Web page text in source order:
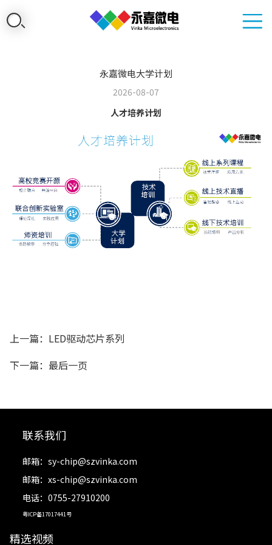
永嘉微电大学计划
2026-08-07
人才培养计划
上一篇：LED驱动芯片系列
下一篇：最后一页
联系我们
邮箱： sy-chip@szvinka.com
邮箱： xs-chip@szvinka.com
电话：0755-27910200
粤ICP备17017441号
精选视频